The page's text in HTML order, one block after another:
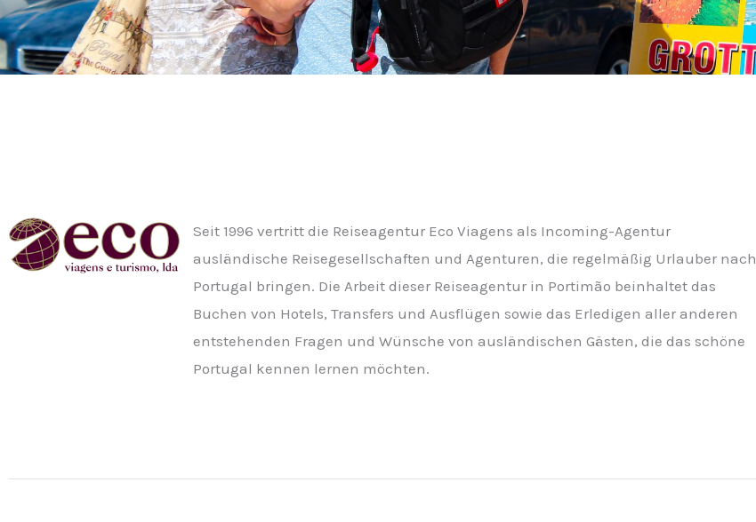
Seit 1996 vertritt die Reiseagentur Eco Viagens als Incoming-Agentur
ausländische Reisegesellschaften und Agenturen, die regelmäßig Urlauber nach
Portugal bringen. Die Arbeit dieser Reiseagentur in Portimão beinhaltet das
Buchen von Hotels, Transfers und Ausflügen sowie das Erledigen aller anderen
entstehenden Fragen und Wünsche von ausländischen Gästen, die das schöne
Portugal kennen lernen möchten.